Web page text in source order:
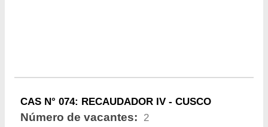
CAS N° 074: RECAUDADOR IV - CUSCO
Número de vacantes: 2